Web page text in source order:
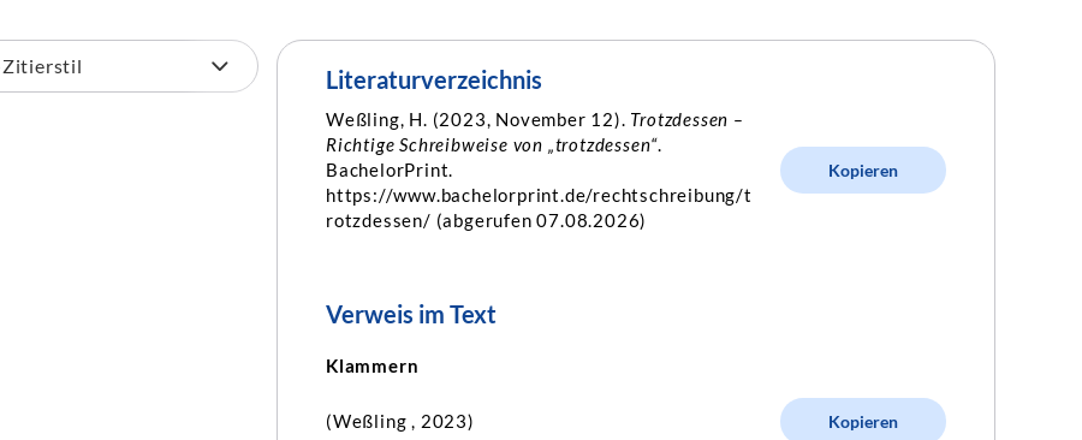
Literaturverzeichnis
Weßling, H. (2023, November 12). Trotzdessen –
Richtige Schreibweise von „trotzdessen“.
BachelorPrint.
https://www.bachelorprint.de/rechtschreibung/t
rotzdessen/ (abgerufen 07.08.2026)
Kopieren
Verweis im Text
Klammern
(Weßling , 2023) Kopieren